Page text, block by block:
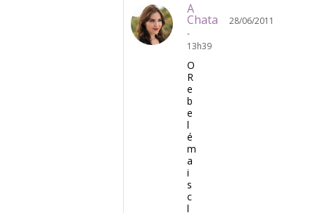
A
Chata
28/06/2011
-
13h39
O
R
e
b
e
l
é
m
a
i
s
c
l